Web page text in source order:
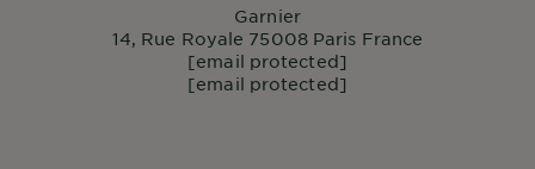
Garnier
14, Rue Royale 75008 Paris France
[email protected]
[email protected]